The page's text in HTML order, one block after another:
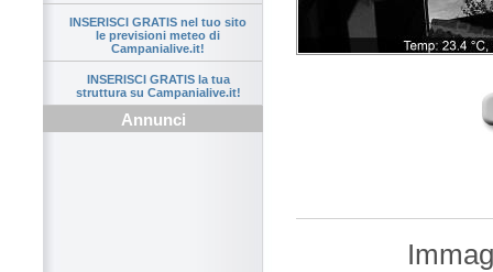
INSERISCI GRATIS nel tuo sito
le previsioni meteo di
Campanialive.it!
INSERISCI GRATIS la tua
struttura su Campanialive.it!
Annunci